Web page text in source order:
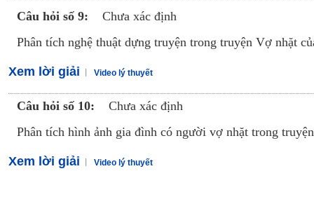
Câu hỏi số 9:
Chưa xác định
Phân tích nghệ thuật dựng truyện trong truyện Vợ nhặt
Xem lời giải Video lý thuyết
Câu hỏi số 10:
Chưa xác định
Phân tích hình ảnh gia đình có người vợ nhặt trong
Xem lời giải Video lý thuyết